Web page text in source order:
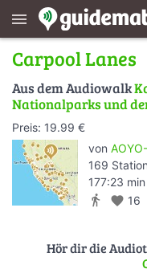
menu
Carpool Lanes
Aus dem Audiowalk
Nationalparks und
Preis: 19.99 €
von
169
177:23
directions_walk favorite 16
Hör dir die